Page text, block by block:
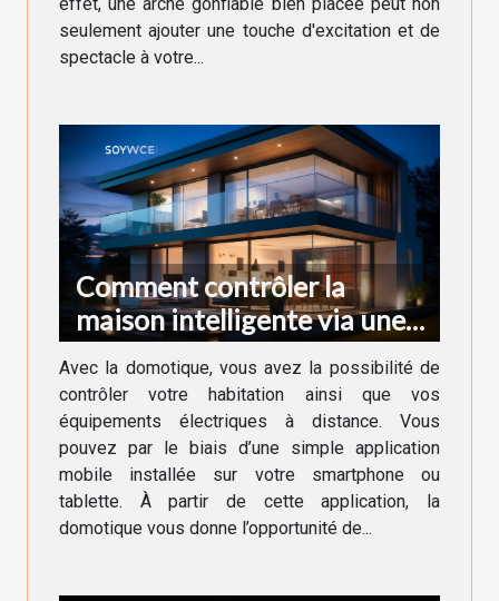
seulement ajouter une touche d'excitation et de
spectacle à votre...
Comment contrôler la
maison intelligente via une
application ?
Avec la domotique, vous avez la possibilité de
contrôler votre habitation ainsi que vos
équipements électriques à distance. Vous
pouvez par le biais d’une simple application
mobile installée sur votre smartphone ou
tablette. À partir de cette application, la
domotique vous donne l’opportunité de...